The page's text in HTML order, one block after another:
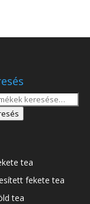
tea
fekete tea
tea